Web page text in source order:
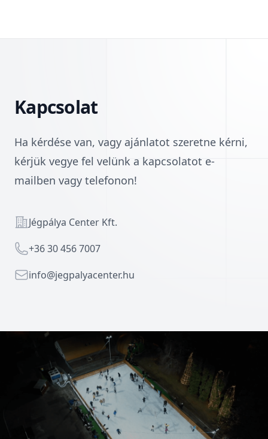
Kapcsolat
Ha kérdése van, vagy ajánlatot szeretne kérni,
kérjük vegye fel velünk a kapcsolatot e-
mailben vagy telefonon!
Address
Jégpálya Center Kft.
Telephone
+36 30 456 7007
Emailinfo@jegpalyacenter.hu